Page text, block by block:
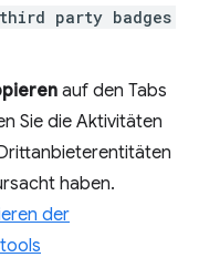
third party badges
auf den Tabs
Sie die Aktivitäten
haben.
der